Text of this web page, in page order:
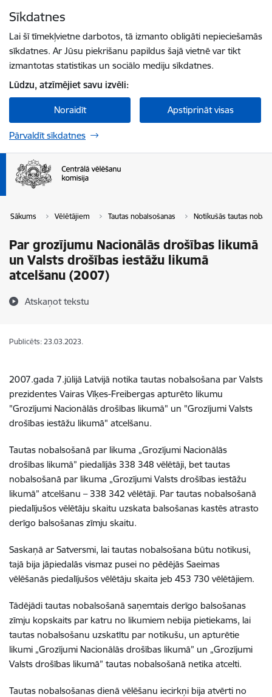
Sīkdatnes
Lai šī tīmekļvietne darbotos, tā izmanto obligāti nepieciešamās
sīkdatnes. Ar Jūsu piekrišanu papildus šajā vietnē var tikt
izmantotas statistikas un sociālo mediju sīkdatnes.
Lūdzu, atzīmējiet savu izvēli:
Noraidīt Apstiprināt visas
Pārvaldīt sīkdatnes
Sākums Vēlētājiem Tautas nobalsošanas Notikušās tautas
Par grozījumu Nacionālās drošības likumā
un Valsts drošības iestāžu likumā
atcelšanu (2007)
Atskaņot tekstu
Publicēts: 23.03.2023.
2007.gada 7.jūlijā Latvijā notika tautas nobalsošana par Valsts
prezidentes Vairas Vīķes-Freibergas apturēto likumu
"Grozījumi Nacionālās drošības likumā" un "Grozījumi Valsts
drošības iestāžu likumā" atcelšanu.
Tautas nobalsošanā par likuma „Grozījumi Nacionālās
drošības likumā” piedalījās 338 348 vēlētāji, bet tautas
nobalsošanā par likuma „Grozījumi Valsts drošības iestāžu
likumā” atcelšanu – 338 342 vēlētāji. Par tautas nobalsošanā
piedalījušos vēlētāju skaitu uzskata balsošanas kastēs atrasto
derīgo balsošanas zīmju skaitu.
Saskaņā ar Satversmi, lai tautas nobalsošana būtu notikusi,
tajā bija jāpiedalās vismaz pusei no pēdējās Saeimas
vēlēšanās piedalījušos vēlētāju skaita jeb 453 730 vēlētājiem.
Tādējādi tautas nobalsošanā saņemtais derīgo balsošanas
zīmju kopskaits par katru no likumiem nebija pietiekams, lai
tautas nobalsošanu uzskatītu par notikušu, un apturētie
likumi „Grozījumi Nacionālās drošības likumā” un „Grozījumi
Valsts drošības likumā” tautas nobalsošanā netika atcelti.
Tautas nobalsošanas dienā vēlēšanu iecirkņi bija atvērti no